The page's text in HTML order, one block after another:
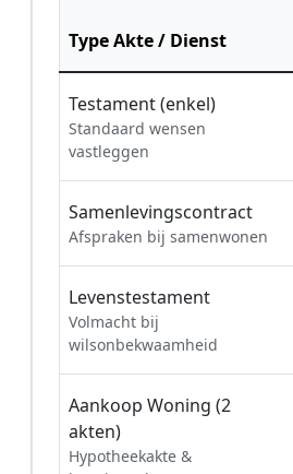
Type Akte / Dienst
Testament (enkel)
Standaard wensen
vastleggen
Samenlevingscontract
Afspraken bij samenwonen
Levenstestament
Volmacht bij
wilsonbekwaamheid
Aankoop Woning (2
akten)
Hypotheekakte &